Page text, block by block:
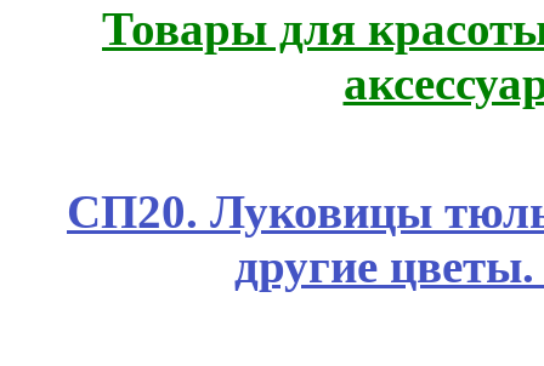
Товары для
СП20. Луковицы
другие